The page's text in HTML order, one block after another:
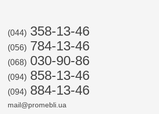
(044) 358-13-46
(056) 784-13-46
(068) 030-90-86
(094) 858-13-46
(094) 884-13-46
mail@promebli.ua